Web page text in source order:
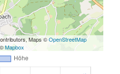
Maps ©OpenStreetMap
©Mapbox